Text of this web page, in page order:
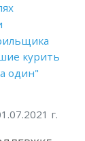
курить
один"
г.